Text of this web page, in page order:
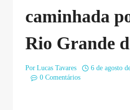
caminhada
Rio Grande
Por Lucas Tavares
6 de agosto
0 Comentários